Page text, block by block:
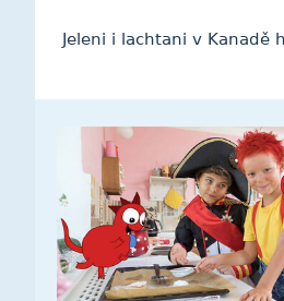
Jeleni i lachtani v Kanadě